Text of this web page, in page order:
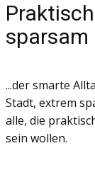
sparsam
...​der smarte
Stadt, extrem
alle, die
sein wollen.